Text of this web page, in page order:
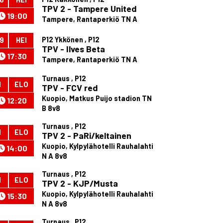
19:00
TPV 2 - Tampere United
Tampere, Rantaperkiö TN A
HEI
17:30
P12 Ykkönen , P12
TPV - Ilves Beta
Tampere, Rantaperkiö TN A
ELO
12:20
Turnaus , P12
TPV - FCV red
Kuopio, Matkus Puijo stadion TN
B 8v8
ELO
14:00
Turnaus , P12
TPV 2 - PaRi/keltainen
Kuopio, Kylpylähotelli Rauhalahti
N A 8v8
ELO
15:30
Turnaus , P12
TPV 2 - KJP/Musta
Kuopio, Kylpylähotelli Rauhalahti
N A 8v8